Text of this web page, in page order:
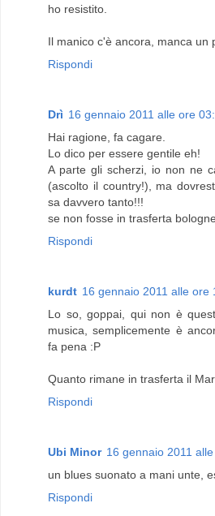
ho resistito.
Il manico c'è ancora, manca un
Rispondi
Drì 16 gennaio 2011 alle ore
Hai ragione, fa cagare.
Lo dico per essere gentile eh!
A parte gli scherzi, io non ne
(ascolto il country!), ma
sa davvero tanto!!!
se non fosse in trasferta
Rispondi
kurdt 16 gennaio 2011 alle ore
Lo so, goppai, qui non è
musica, semplicemente è
fa pena :P
Quanto rimane in trasferta il
Rispondi
Ubi Minor 16 gennaio 2011
un blues suonato a mani unte,
Rispondi